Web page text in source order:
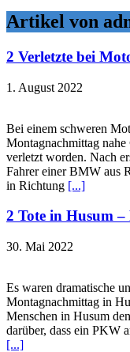
Artikel von
2 Verletzte bei
1. August 2022
Bei einem schweren
Montagnachmittag
verletzt worden. Nach
Fahrer einer BMW aus
in Richtung [...]
2 Tote in Husum
30. Mai 2022
Es waren dramatische
Montagnachmittag in
Menschen in Husum
darüber, dass ein PKW
[...]